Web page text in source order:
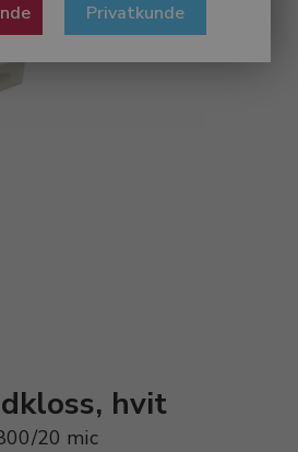
Privatkunde
hvit
20 mic